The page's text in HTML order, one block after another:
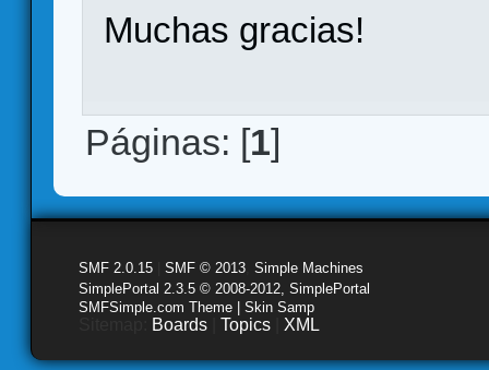
Muchas gracias!
Páginas: [1]
SMF 2.0.15 SMF © 2013 Simple Machines
SimplePortal 2.3.5 © 2008-2012, SimplePortal
SMFSimple.com Theme | Skin Samp
Boards Topics XML